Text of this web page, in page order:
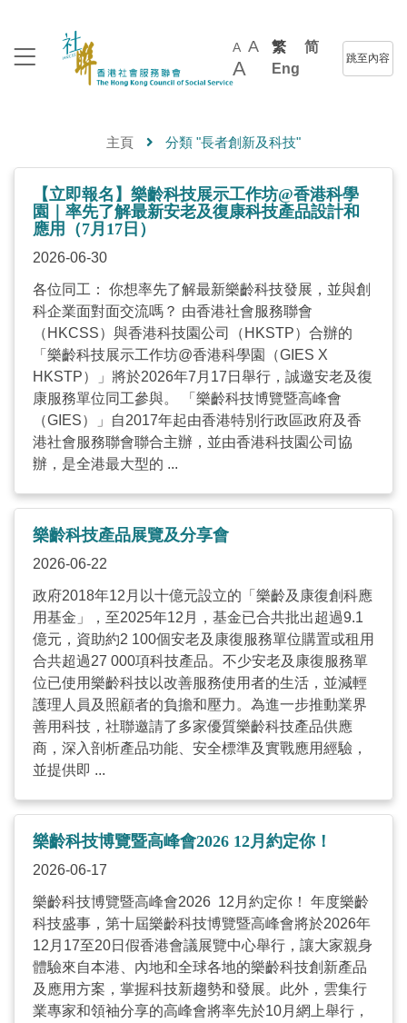
A A
A
繁
简
Eng
跳至內容
主頁 分類 "長者創新及科技"
【立即報名】樂齡科技展示工作坊@香港科學
園｜率先了解最新安老及復康科技產品設計和
應用（7月17日）
2026-06-30
各位同工： 你想率先了解最新樂齡科技發展，並與創
科企業面對面交流嗎？ 由香港社會服務聯會
（HKCSS）與香港科技園公司（HKSTP）合辦的
「樂齡科技展示工作坊@香港科學園（GIES X
HKSTP）」將於2026年7月17日舉行，誠邀安老及復
康服務單位同工參與。 「樂齡科技博覽暨高峰會
（GIES）」自2017年起由香港特別行政區政府及香
港社會服務聯會聯合主辦，並由香港科技園公司協
辦，是全港最大型的 ...
樂齡科技產品展覽及分享會
2026-06-22
政府2018年12月以十億元設立的「樂齡及康復創科應
用基金」，至2025年12月，基金已合共批出超過9.1
億元，資助約2 100個安老及康復服務單位購置或租用
合共超過27 000項科技產品。不少安老及康復服務單
位已使用樂齡科技以改善服務使用者的生活，並減輕
護理人員及照顧者的負擔和壓力。為進一步推動業界
善用科技，社聯邀請了多家優質樂齡科技產品供應
商，深入剖析產品功能、安全標準及實戰應用經驗，
並提供即 ...
樂齡科技博覽暨高峰會2026 12月約定你！
2026-06-17
樂齡科技博覽暨高峰會2026 12月約定你！ 年度樂齡
科技盛事，第十屆樂齡科技博覽暨高峰會將於2026年
12月17至20日假香港會議展覽中心舉行，讓大家親身
體驗來自本港、內地和全球各地的樂齡科技創新產品
及應用方案，掌握科技新趨勢和發展。此外，雲集行
業專家和領袖分享的高峰會將率先於10月網上舉行，